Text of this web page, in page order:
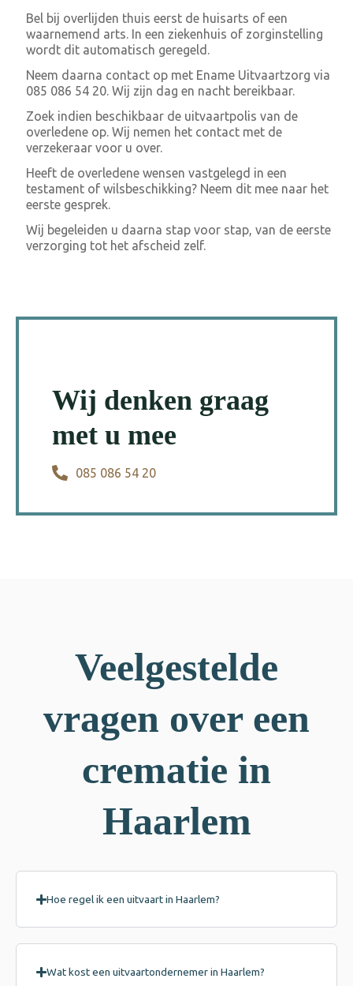
Bel bij overlijden thuis eerst de huisarts of een
waarnemend arts. In een ziekenhuis of zorginstelling
wordt dit automatisch geregeld.
Neem daarna contact op met Ename Uitvaartzorg via
085 086 54 20. Wij zijn dag en nacht bereikbaar.
Zoek indien beschikbaar de uitvaartpolis van de
overledene op. Wij nemen het contact met de
verzekeraar voor u over.
Heeft de overledene wensen vastgelegd in een
testament of wilsbeschikking? Neem dit mee naar het
eerste gesprek.
Wij begeleiden u daarna stap voor stap, van de eerste
verzorging tot het afscheid zelf.
Wij denken graag
met u mee
085 086 54 20
Veelgestelde
vragen over een
crematie in
Haarlem
Hoe regel ik een uitvaart in Haarlem?
Wat kost een uitvaartondernemer in Haarlem?